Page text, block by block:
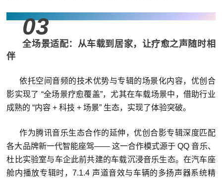
03
全场景适配：从车载到居家，让疗愈之声随时相
伴
依托空间音频的技术优势与专辑的场景化内容，优创合
影实现了 “全场景疗愈覆盖”，尤其在车载场景中，借助行业
成熟的 “内容 + 科技 + 场景” 生态，实现了体验突破。
作为腾讯音乐生态合作的延伸，优创合影专辑深度匹配
各大品牌新一代智能座驾—— 这一合作模式源于 QQ 音乐、
杜比实验室与车企此前共建的车载沉浸音乐生态。在汽车座
舱内播放专辑时，7.1.4 声道音效与车辆的多扬声器系统精